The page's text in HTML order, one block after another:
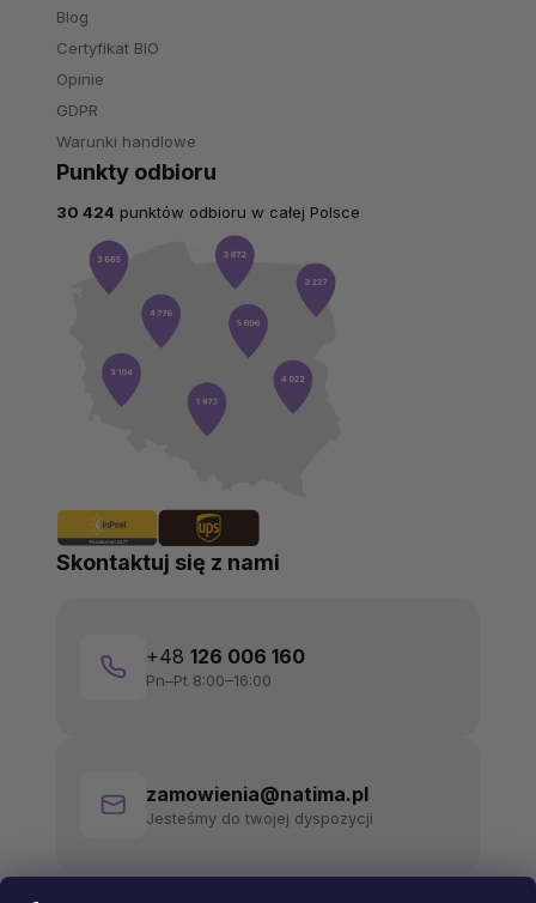
Blog
Certyfikat BIO
Opinie
GDPR
Warunki handlowe
Skontaktuj się z nami
+48 126 006 160
Pn–Pt 8:00–16:00
zamowienia@natima.pl
Jesteśmy do twojej dyspozycji
Punkty odbioru
30 424 punktów odbioru w całej Polsce